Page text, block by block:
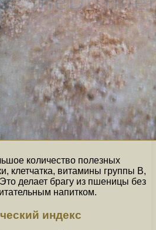
количество полезных
клетчатка, витамины группы В,
делает брагу из пшеницы без
напитком.
индекс